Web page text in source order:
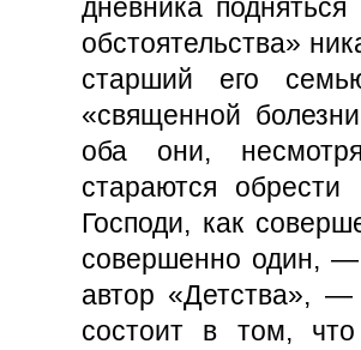
дневника
обстоятельства»
старший его
«священной
оба они,
стараются
Господи, как
совершенно один, —
автор «Детства»,
состоит в том,